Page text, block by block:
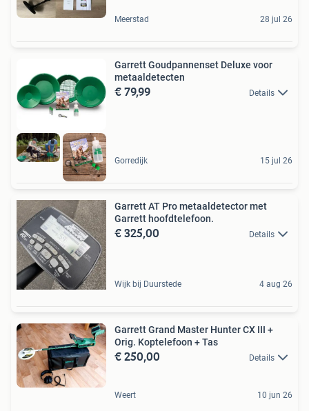
Meerstad 28 jul 26
Garrett Goudpannenset Deluxe voor
metaaldetecten
€ 79,99 Details
Gorredijk 15 jul 26
Garrett AT Pro metaaldetector met
Garrett hoofdtelefoon.
€ 325,00 Details
Wijk bij Duurstede 4 aug 26
Garrett Grand Master Hunter CX III +
Orig. Koptelefoon + Tas
€ 250,00 Details
Weert 10 jun 26